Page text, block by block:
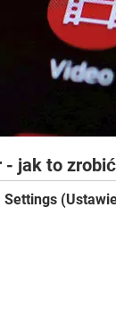
- jak to zrobić
Settings